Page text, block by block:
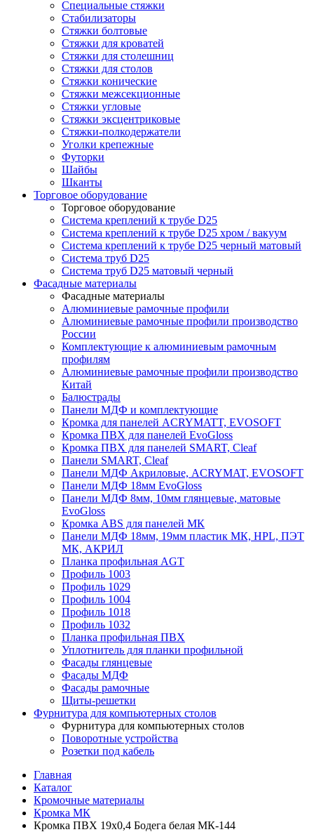
Специальные стяжки
Стабилизаторы
Стяжки болтовые
Стяжки для кроватей
Стяжки для столешниц
Стяжки для столов
Стяжки конические
Стяжки межсекционные
Стяжки угловые
Стяжки эксцентриковые
Стяжки-полкодержатели
Уголки крепежные
Футорки
Шайбы
Шканты
Торговое оборудование
Торговое оборудование
Система креплений к трубе D25
Система креплений к трубе D25 хром / вакуум
Система креплений к трубе D25 черный матовый
Система труб D25
Система труб D25 матовый черный
Фасадные материалы
Фасадные материалы
Алюминиевые рамочные профили
Алюминиевые рамочные профили производство
России
Комплектующие к алюминиевым рамочным
профилям
Алюминиевые рамочные профили производство
Китай
Балюстрады
Панели МДФ и комплектующие
Кромка для панелей ACRYMATT, EVOSOFT
Кромка ПВХ для панелей EvoGloss
Кромка ПВХ для панелей SMART, Cleaf
Панели SMART, Cleaf
Панели МДФ Акриловые, ACRYMAT, EVOSOFT
Панели МДФ 18мм EvoGloss
Панели МДФ 8мм, 10мм глянцевые, матовые
EvoGloss
Кромка ABS для панелей МК
Панели МДФ 18мм, 19мм пластик МК, HPL, ПЭТ
МК, АКРИЛ
Планка профильная AGT
Профиль 1003
Профиль 1029
Профиль 1004
Профиль 1018
Профиль 1032
Планка профильная ПВХ
Уплотнитель для планки профильной
Фасады глянцевые
Фасады МДФ
Фасады рамочные
Щиты-решетки
Фурнитура для компьютерных столов
Фурнитура для компьютерных столов
Поворотные устройства
Розетки под кабель
Главная
Каталог
Кромочные материалы
Кромка МК
Кромка ПВХ 19х0,4 Бодега белая МК-144